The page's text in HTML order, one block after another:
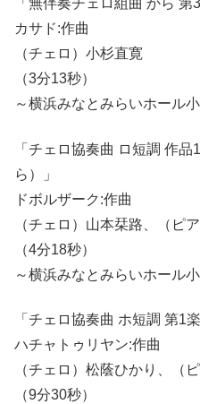
「無伴奏チェロ組曲 から 第
カサド:作曲
（チェロ）小杉直寛
（3分13秒）
～横浜みなとみらいホール
「チェロ協奏曲 ロ短調 作
ら）」
ドボルザーク:作曲
（チェロ）山本栞路、（ピ
（4分18秒）
～横浜みなとみらいホール
「チェロ協奏曲 ホ短調 第1
ハチャトゥリヤン:作曲
（チェロ）松蔭ひかり、（
（9分30秒）